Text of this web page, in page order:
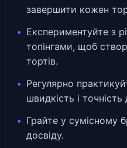
завершити кожен
Експериментуйте з
топінгами, щоб
тортів.
Регулярно
швидкість і
Грайте у сумісному
досвіду.